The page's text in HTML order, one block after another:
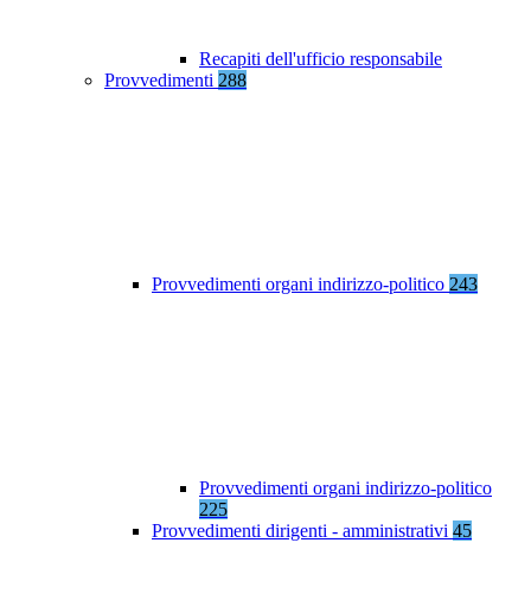
Recapiti dell'ufficio responsabile
Provvedimenti 288
Provvedimenti organi indirizzo-politico 243
Provvedimenti organi indirizzo-politico
225
Provvedimenti dirigenti - amministrativi 45